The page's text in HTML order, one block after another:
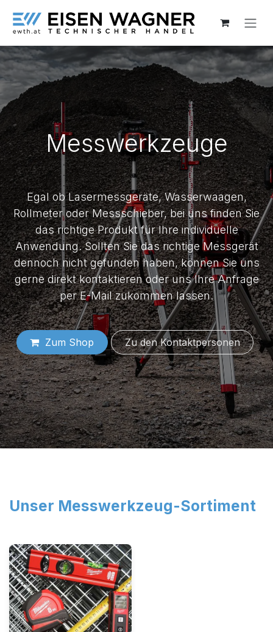
Messwerkzeuge
Egal ob Lasermessgeräte, Wasserwaagen,
Rollmeter oder Messschieber, bei uns finden Sie
das richtige Produkt für Ihre individuelle
Anwendung. Sollten Sie das richtige Messgerät
dennoch nicht gefunden haben, können Sie uns
gerne direkt kontaktieren oder uns Ihre Anfrage
per E-Mail zukommen lassen.
Zum Shop Zu den Konta​​​​​​​​​​​​ktper​​sonen
Unser Messwerkzeug-Sortiment